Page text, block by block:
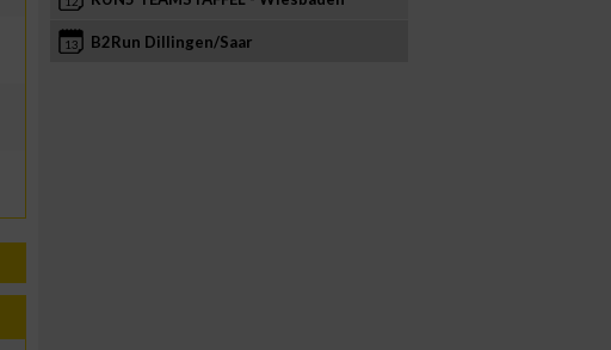
13 B2Run Dillingen/Saar